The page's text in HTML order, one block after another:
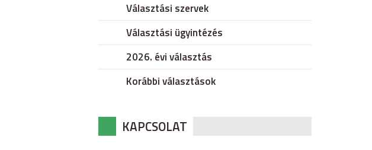
Választási szervek
Választási ügyintézés
2026. évi választás
Korábbi választások
KAPCSOLAT